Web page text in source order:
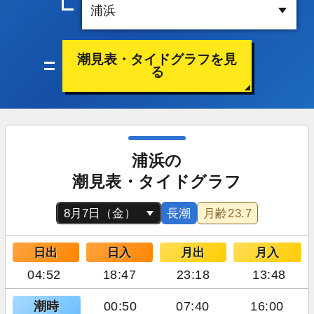
潮見表・タイドグラフを見
る
浦浜の
潮見表・タイドグラフ
長潮 月齢23.7
日出 日入 月出 月入
04:52 18:47 23:18 13:48
潮時 00:50 07:40 16:00